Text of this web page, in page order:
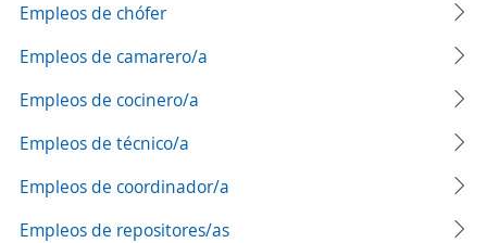
Empleos de chófer
Empleos de camarero/a
Empleos de cocinero/a
Empleos de técnico/a
Empleos de coordinador/a
Empleos de repositores/as